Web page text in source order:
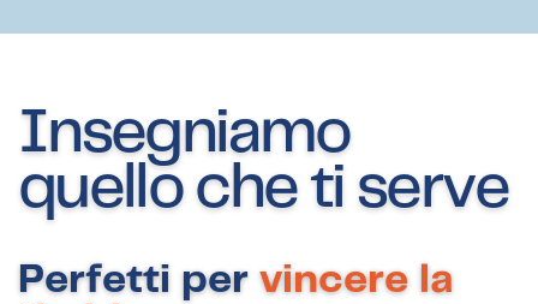
Insegniamo
quello che ti serve
Perfetti per vincere la